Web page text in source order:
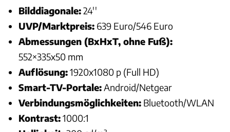
Bilddiagonale:24''
UVP/Marktpreis: 639 Euro/546 Euro
Abmessungen (BxHxT, ohne Fuß):
552×335x50 mm
Auflösung:1920x1080 p (Full HD)
Smart-TV-Portale:Android/Netgear
Verbindungsmöglichkeiten: Bluetooth/WLAN
Kontrast:1000:1